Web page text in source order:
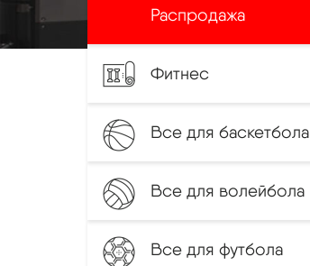
Распродажа
Фитнес
Все для баскетбола
Все для волейбола
Все для футбола